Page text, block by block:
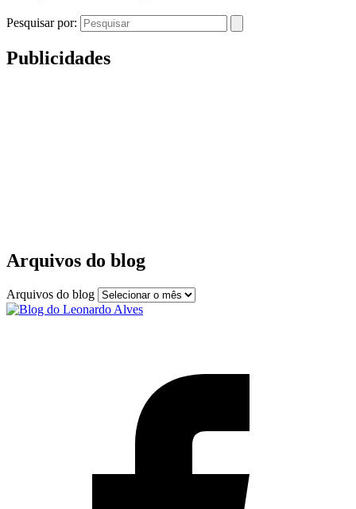
Pesquisar por:
Publicidades
Arquivos do blog
Arquivos do blog